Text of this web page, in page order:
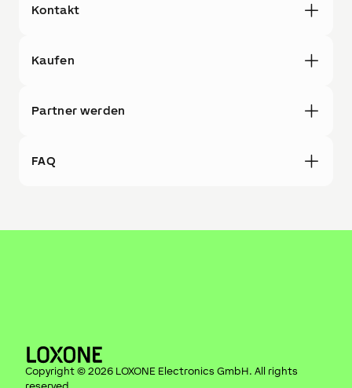
Kontakt
Kaufen
Partner werden
FAQ
Copyright © 2026 LOXONE Electronics GmbH. All rights